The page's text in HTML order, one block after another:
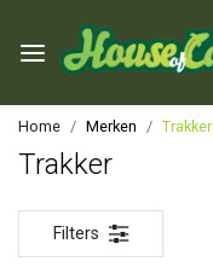
Home Merken Trakker
Trakker
Filters